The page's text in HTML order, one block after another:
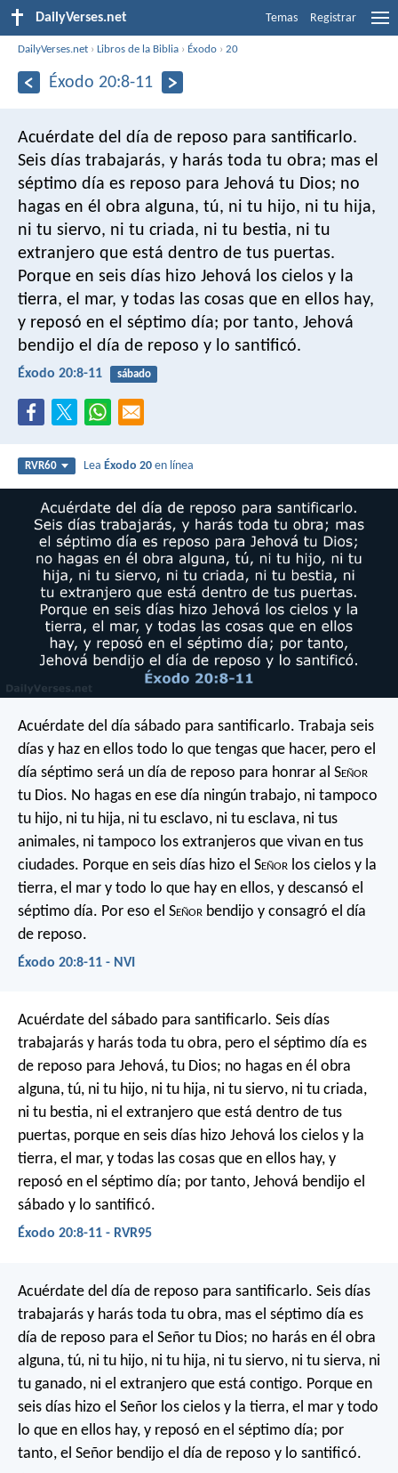
DailyVerses.net Temas Registrar
DailyVerses.net ›Libros de la Biblia › Éxodo ›20
Éxodo 20:8-11
Acuérdate del día de reposo para santificarlo.
Seis días trabajarás, y harás toda tu obra; mas el
séptimo día es reposo para Jehová tu Dios; no
hagas en él obra alguna, tú, ni tu hijo, ni tu hija,
ni tu siervo, ni tu criada, ni tu bestia, ni tu
extranjero que está dentro de tus puertas.
Porque en seis días hizo Jehová los cielos y la
tierra, el mar, y todas las cosas que en ellos hay,
y reposó en el séptimo día; por tanto, Jehová
bendijo el día de reposo y lo santificó.
Éxodo 20:8-11 sábado
RVR60 LeaÉxodo 20 en línea
Acuérdate del día sábado para santificarlo. Trabaja seis
días y haz en ellos todo lo que tengas que hacer, pero el
día séptimo será un día de reposo para honrar al Señor
tu Dios. No hagas en ese día ningún trabajo, ni tampoco
tu hijo, ni tu hija, ni tu esclavo, ni tu esclava, ni tus
animales, ni tampoco los extranjeros que vivan en tus
ciudades. Porque en seis días hizo el Señor los cielos y la
tierra, el mar y todo lo que hay en ellos, y descansó el
séptimo día. Por eso el Señor bendijo y consagró el día
de reposo.
Éxodo 20:8-11 - NVI
Acuérdate del sábado para santificarlo. Seis días
trabajarás y harás toda tu obra, pero el séptimo día es
de reposo para Jehová, tu Dios; no hagas en él obra
alguna, tú, ni tu hijo, ni tu hija, ni tu siervo, ni tu criada,
ni tu bestia, ni el extranjero que está dentro de tus
puertas, porque en seis días hizo Jehová los cielos y la
tierra, el mar, y todas las cosas que en ellos hay, y
reposó en el séptimo día; por tanto, Jehová bendijo el
sábado y lo santificó.
Éxodo 20:8-11 - RVR95
Acuérdate del día de reposo para santificarlo. Seis días
trabajarás y harás toda tu obra, mas el séptimo día es
día de reposo para el Señor tu Dios; no harás en él obra
alguna, tú, ni tu hijo, ni tu hija, ni tu siervo, ni tu sierva, ni
tu ganado, ni el extranjero que está contigo. Porque en
seis días hizo el Señor los cielos y la tierra, el mar y todo
lo que en ellos hay, y reposó en el séptimo día; por
tanto, el Señor bendijo el día de reposo y lo santificó.